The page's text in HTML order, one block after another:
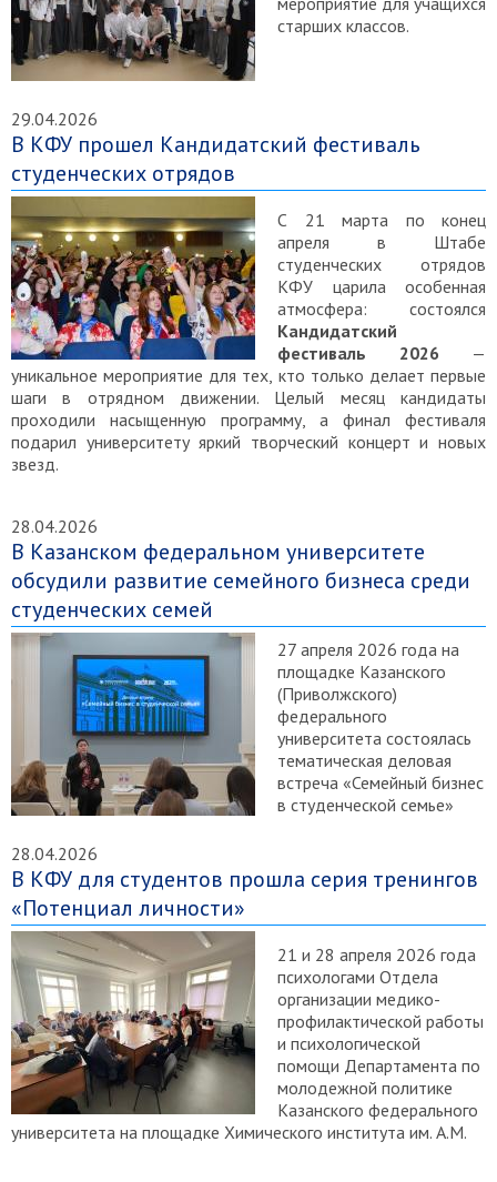
старших классов.
29.04.2026
В КФУ прошел Кандидатский фестиваль
студенческих отрядов
С 21 марта по конец
апреля в Штабе
студенческих отрядов
КФУ царила особенная
атмосфера: состоялся
Кандидатский
фестиваль 2026 —
уникальное мероприятие для тех, кто только делает первые
шаги в отрядном движении. Целый месяц кандидаты
проходили насыщенную программу, а финал фестиваля
подарил университету яркий творческий концерт и новых
звезд.
28.04.2026
В Казанском федеральном университете
обсудили развитие семейного бизнеса среди
студенческих семей
27 апреля 2026 года на
площадке Казанского
(Приволжского)
федерального
университета состоялась
тематическая деловая
встреча «Семейный бизнес
в студенческой семье»
28.04.2026
В КФУ для студентов прошла серия тренингов
«Потенциал личности»
21 и 28 апреля 2026 года
психологами Отдела
организации медико-
профилактической работы
и психологической
помощи Департамента по
молодежной политике
Казанского федерального
университета на площадке Химического института им. А.М.